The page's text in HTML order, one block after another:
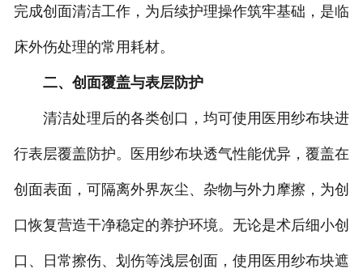
完成创面清洁工作，为后续护理操作筑牢基础，是临
床外伤处理的常用耗材。
二、创面覆盖与表层防护
清洁处理后的各类创口，均可使用医用纱布块进
行表层覆盖防护。医用纱布块透气性能优异，覆盖在
创面表面，可隔离外界灰尘、杂物与外力摩擦，为创
口恢复营造干净稳定的养护环境。无论是术后细小创
口、日常擦伤、划伤等浅层创面，使用医用纱布块遮